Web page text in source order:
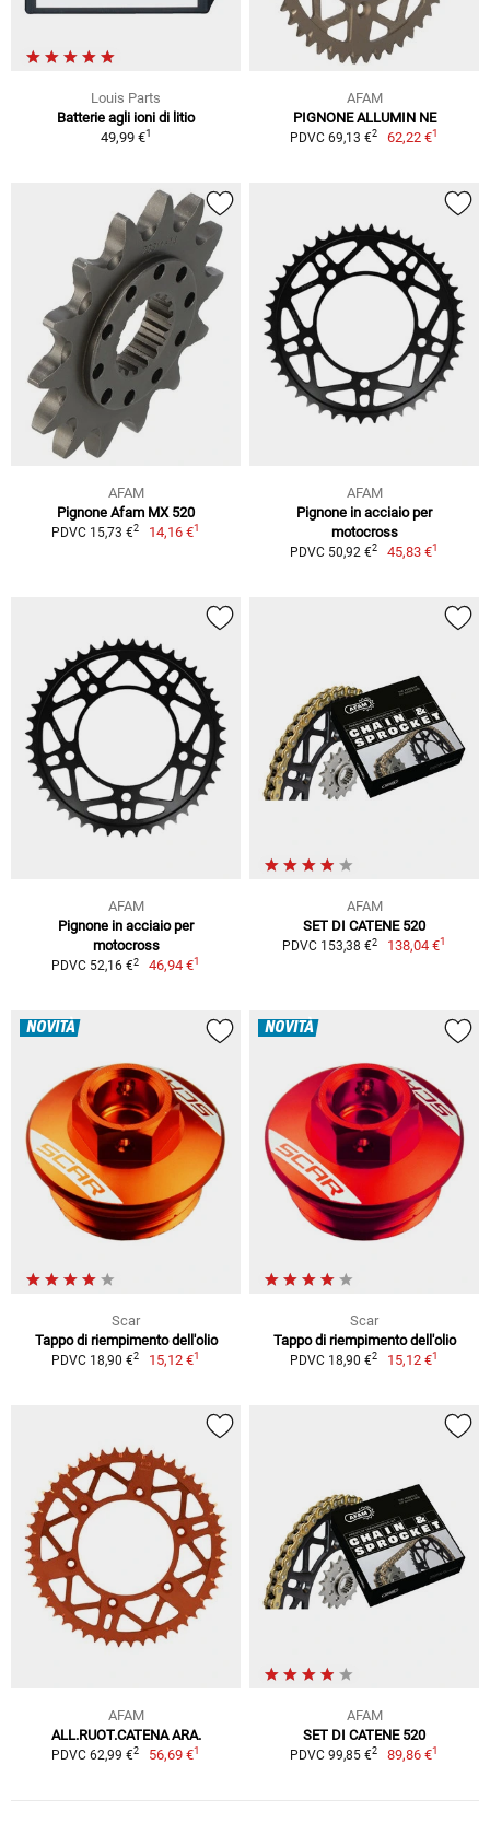
Louis Parts
Batterie agli ioni di litio
49,99 €1
AFAM
PIGNONE ALLUMIN NE
PDVC 69,13 €2 62,22 €1
AFAM
Pignone Afam MX 520
PDVC 15,73 €2 14,16 €1
AFAM
Pignone in acciaio per
motocross
PDVC 50,92 €2 45,83 €1
AFAM
Pignone in acciaio per
motocross
PDVC 52,16 €2 46,94 €1
AFAM
SET DI CATENE 520
PDVC 153,38 €2 138,04 €1
NOVITÀ
Scar
Tappo di riempimento dell'olio
PDVC 18,90 €2 15,12 €1
NOVITÀ
Scar
Tappo di riempimento dell'olio
PDVC 18,90 €2 15,12 €1
AFAM
ALL.RUOT.CATENA ARA.
PDVC 62,99 €2 56,69 €1
AFAM
SET DI CATENE 520
PDVC 99,85 €2 89,86 €1